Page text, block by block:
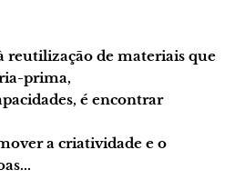
reutilização de materiais que
prima,
é encontrar
a criatividade e o